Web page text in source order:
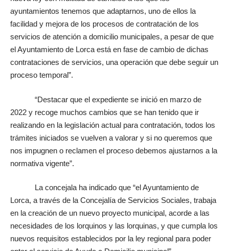
ayuntamientos tenemos que adaptarnos, uno de ellos la
facilidad y mejora de los procesos de contratación de los
servicios de atención a domicilio municipales, a pesar de que
el Ayuntamiento de Lorca está en fase de cambio de dichas
contrataciones de servicios, una operación que debe seguir un
proceso temporal”.
“Destacar que el expediente se inició en marzo de
2022 y recoge muchos cambios que se han tenido que ir
realizando en la legislación actual para contratación, todos los
trámites iniciados se vuelven a valorar y si no queremos que
nos impugnen o reclamen el proceso debemos ajustarnos a la
normativa vigente”.
La concejala ha indicado que “el Ayuntamiento de
Lorca, a través de la Concejalía de Servicios Sociales, trabaja
en la creación de un nuevo proyecto municipal, acorde a las
necesidades de los lorquinos y las lorquinas, y que cumpla los
nuevos requisitos establecidos por la ley regional para poder